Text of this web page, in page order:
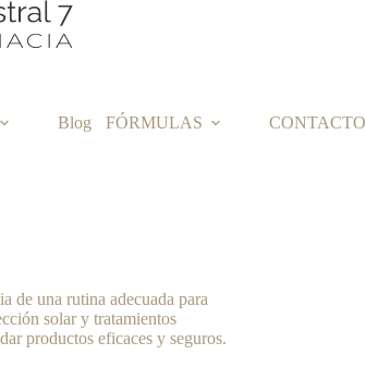
Blog FÓRMULAS CONTACTO
de una rutina adecuada para
solar y tratamientos
productos eficaces y seguros.